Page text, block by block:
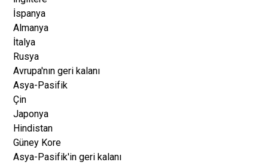
İspanya
Almanya
İtalya
Rusya
Avrupa'nın geri kalanı
Asya-Pasifik
Çin
Japonya
Hindistan
Güney Kore
Asya-Pasifik'in geri kalanı